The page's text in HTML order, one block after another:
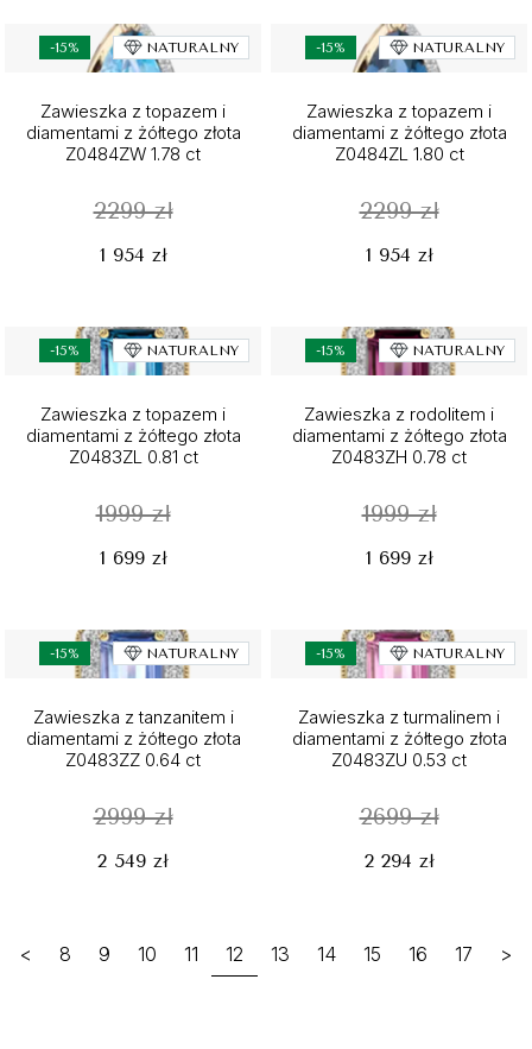
-15% NATURALNY
Zawieszka z topazem i
diamentami z żółtego złota
Z0484ZW 1.78 ct
2299 zł
1 954 zł
-15% NATURALNY
Zawieszka z topazem i
diamentami z żółtego złota
Z0484ZL 1.80 ct
2299 zł
1 954 zł
-15% NATURALNY
Zawieszka z topazem i
diamentami z żółtego złota
Z0483ZL 0.81 ct
1999 zł
1 699 zł
-15% NATURALNY
Zawieszka z rodolitem i
diamentami z żółtego złota
Z0483ZH 0.78 ct
1999 zł
1 699 zł
-15% NATURALNY
Zawieszka z tanzanitem i
diamentami z żółtego złota
Z0483ZZ 0.64 ct
2999 zł
2 549 zł
-15% NATURALNY
Zawieszka z turmalinem i
diamentami z żółtego złota
Z0483ZU 0.53 ct
2699 zł
2 294 zł
< 8 9 10 11 12 13 14 15 16 17 >